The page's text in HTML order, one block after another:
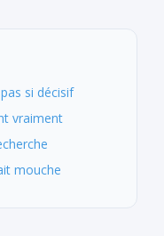
si décisif
vraiment
mouche